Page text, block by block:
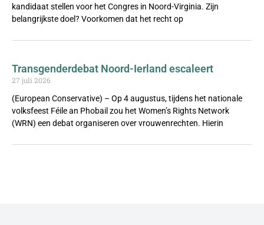
kandidaat stellen voor het Congres in Noord-Virginia. Zijn
belangrijkste doel? Voorkomen dat het recht op
Transgenderdebat Noord-Ierland escaleert
27 juli 2026
(European Conservative) – Op 4 augustus, tijdens het nationale
volksfeest Féile an Phobail zou het Women’s Rights Network
(WRN) een debat organiseren over vrouwenrechten. Hierin